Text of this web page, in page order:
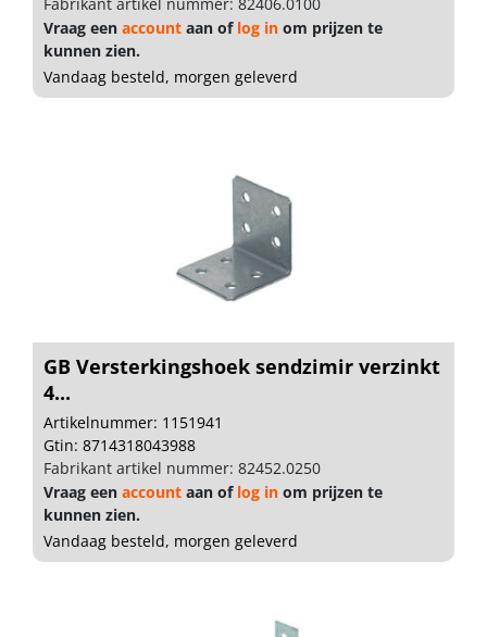
Fabrikant artikel nummer: 82406.0100
Vraag een account aan of log in om prijzen te
kunnen zien.
Vandaag besteld, morgen geleverd
GB Versterkingshoek sendzimir verzinkt
4...
Artikelnummer: 1151941
Gtin: 8714318043988
Fabrikant artikel nummer: 82452.0250
Vraag een account aan of log in om prijzen te
kunnen zien.
Vandaag besteld, morgen geleverd